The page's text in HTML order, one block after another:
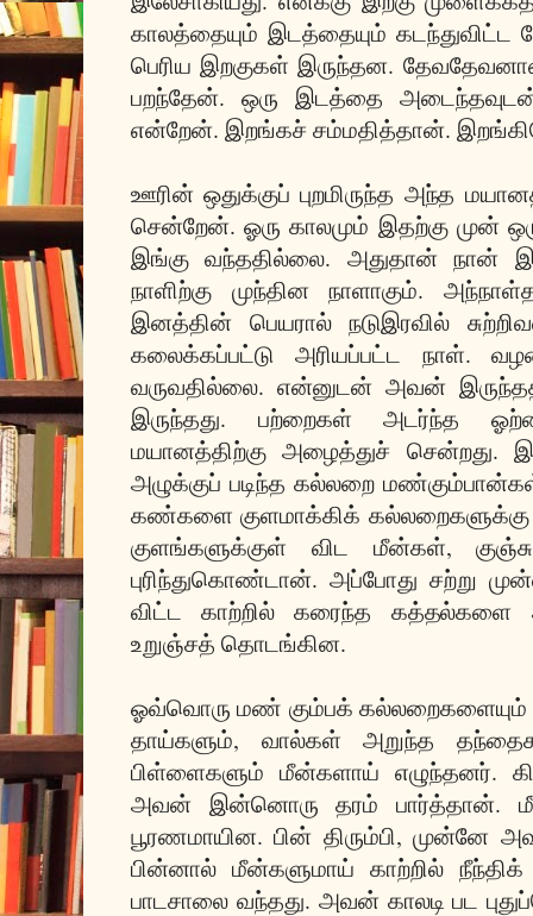
காலத்தையும் இடத்தையும் கடந்துவிட்ட
பெரிய இறகுகள் இருந்தன.
பறந்தேன். ஒரு இடத்தை
என்றேன். இறங்கச் சம்மதித்தான்.
ஊரின் ஒதுக்குப் புறமிருந்த அந்த
சென்றேன். ஓரு காலமும் இதற்கு முன்
இங்கு வந்ததில்லை. அதுதான் நான்
நாளிற்கு முந்தின நாளாகும்.
இனத்தின் பெயரால் நடுஇரவில்
கலைக்கப்பட்டு அரியப்பட்ட நாள்.
வருவதில்லை. என்னுடன் அவன்
இருந்தது. பற்றைகள் அடர்ந்த
மயானத்திற்கு அழைத்துச் சென்றது.
அழுக்குப் படிந்த கல்லறை
கண்களை குளமாக்கிக்
குளங்களுக்குள் விட மீன்கள்,
புரிந்துகொண்டான். அப்போது சற்று
விட்ட காற்றில் கரைந்த
உறுஞ்சத் தொடங்கின.
ஓவ்வொரு மண் கும்பக்
தாய்களும், வால்கள் அறுந்த
பிள்ளைகளும் மீன்களாய் எழுந்தனர்.
அவன் இன்னொரு தரம் பார்த்தான்.
பூரணமாயின. பின் திரும்பி, முன்னே
பின்னால் மீன்களுமாய் காற்றில்
பாடசாலை வந்தது. அவன் காலடி பட